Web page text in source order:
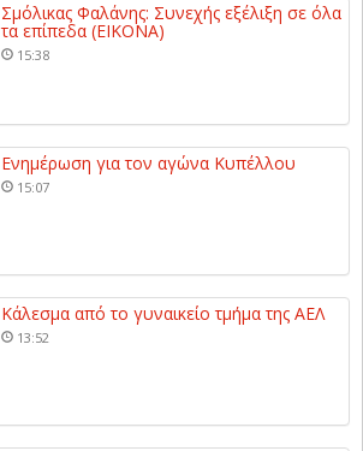
Σμόλικας Φαλάνης: Συνεχής εξέλιξη σε όλα
τα επίπεδα (ΕΙΚΟΝΑ)
15:38
Ενημέρωση για τον αγώνα Κυπέλλου
15:07
Κάλεσμα από το γυναικείο τμήμα της ΑΕΛ
13:52